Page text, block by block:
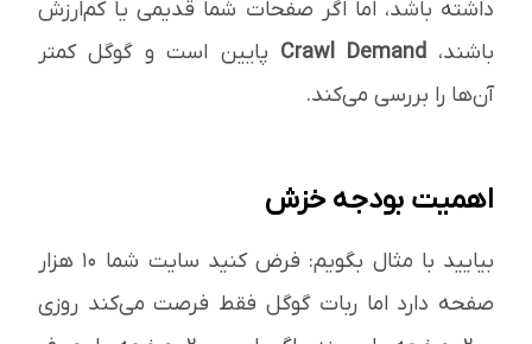
داشته باشد، اما اگر صفحات شما قدیمی یا کم‌ارزش
باشند،Crawl Demand پایین است و گوگل کمتر
آن‌ها را بررسی می‌کند.
اهمیت بودجه خزش
بیایید با مثال بگویم: فرض کنید سایت شما ۱۰ هزار
صفحه دارد اما ربات گوگل فقط فرصت می‌کند روزی